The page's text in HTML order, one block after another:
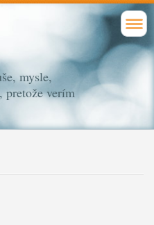
mysle,
pretože verím